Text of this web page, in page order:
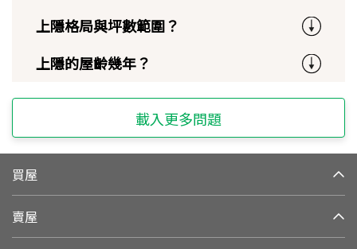
上隱格局與坪數範圍？
上隱的屋齡幾年？
載入更多問題
買屋
賣屋